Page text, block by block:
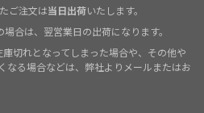
ご注文は当日出荷いたします。
合は、翌営業日の出荷になります。
切れとなってしまった場合や、その他や
なる場合などは、弊社よりメールまたはお